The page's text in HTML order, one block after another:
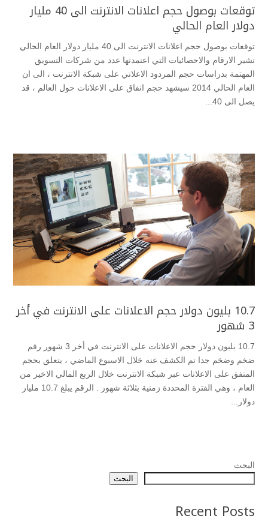
توقعات بوصول حجم اعلانات الانترنت الى 40 مليار
دولار العام الحالي
توقعات بوصول حجم اعلانات الانترنت الى 40 مليار دولار العام الحالي
تشير الارقام والاحصائيات التي اعتمدتها عدد من شركات التسويق
المهتمة بدراسات حجم المردود الاعلاني على شبكة الانترنت ، الى ان
العام الحالي 2014 سيشهد حجم انفاق على الاعلانات حول العالم ، قد
يصل الى 40...
10.7 بليون دولار حجم الاعلانات على الانترنت في أخر
3 شهور
10.7 بليون دولار حجم الاعلانات على الانترنت في أخر 3 شهور رقم
ضخم وضخم جدا تم الكشف عنه خلال الاسبوع الماضي ، يتعلق بحجم
المنفق على الاعلانات عبر شبكة الانترنت خلال الربع المالي الاخير من
العام ، وهي الفترة المحددة زمنية بثلاثة شهور . الرقم يبلغ 10.7 مليار
دولار...
البحث
البحث
Recent Posts